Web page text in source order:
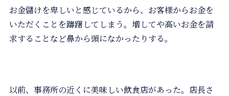
お金儲けを卑しいと感じているから、お客様からお金を
いただくことを躊躇してしまう。増してや高いお金を請
求することなど鼻から頭になかったりする。
以前、事務所の近くに美味しい飲食店があった。店長さ